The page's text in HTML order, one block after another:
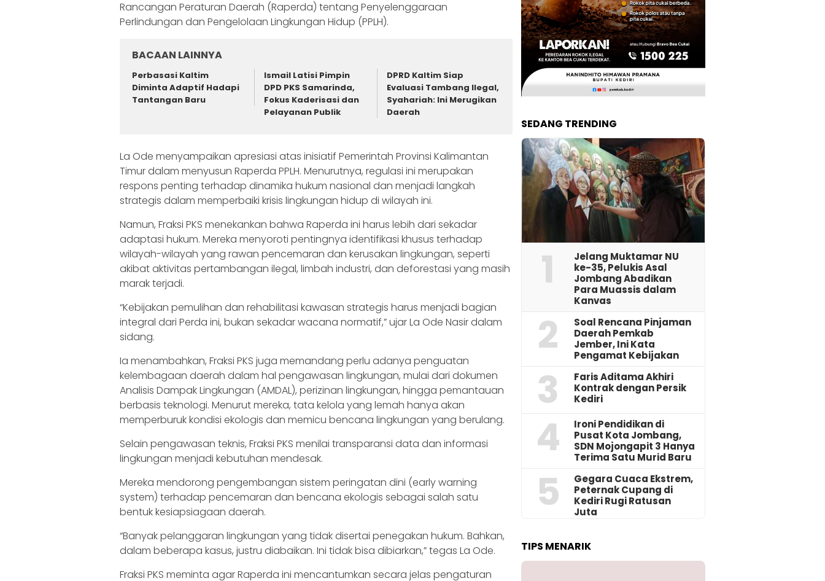
Rancangan Peraturan Daerah (Raperda) tentang Penyelenggaraan
Perlindungan dan Pengelolaan Lingkungan Hidup (PPLH).
BACAAN LAINNYA
Perbasasi Kaltim
Diminta Adaptif Hadapi
Tantangan Baru
Ismail Latisi Pimpin
DPD PKS Samarinda,
Fokus Kaderisasi dan
Pelayanan Publik
DPRD Kaltim Siap
Evaluasi Tambang Ilegal,
Syahariah: Ini Merugikan
Daerah
La Ode menyampaikan apresiasi atas inisiatif Pemerintah Provinsi Kalimantan
Timur dalam menyusun Raperda PPLH. Menurutnya, regulasi ini merupakan
respons penting terhadap dinamika hukum nasional dan menjadi langkah
strategis dalam memperbaiki krisis lingkungan hidup di wilayah ini.
Namun, Fraksi PKS menekankan bahwa Raperda ini harus lebih dari sekadar
adaptasi hukum. Mereka menyoroti pentingnya identifikasi khusus terhadap
wilayah-wilayah yang rawan pencemaran dan kerusakan lingkungan, seperti
akibat aktivitas pertambangan ilegal, limbah industri, dan deforestasi yang masih
marak terjadi.
“Kebijakan pemulihan dan rehabilitasi kawasan strategis harus menjadi bagian
integral dari Perda ini, bukan sekadar wacana normatif,” ujar La Ode Nasir dalam
sidang.
Ia menambahkan, Fraksi PKS juga memandang perlu adanya penguatan
kelembagaan daerah dalam hal pengawasan lingkungan, mulai dari dokumen
Analisis Dampak Lingkungan (AMDAL), perizinan lingkungan, hingga pemantauan
berbasis teknologi. Menurut mereka, tata kelola yang lemah hanya akan
memperburuk kondisi ekologis dan memicu bencana lingkungan yang berulang.
Selain pengawasan teknis, Fraksi PKS menilai transparansi data dan informasi
lingkungan menjadi kebutuhan mendesak.
Mereka mendorong pengembangan sistem peringatan dini (early warning
system) terhadap pencemaran dan bencana ekologis sebagai salah satu
bentuk kesiapsiagaan daerah.
“Banyak pelanggaran lingkungan yang tidak disertai penegakan hukum. Bahkan,
dalam beberapa kasus, justru diabaikan. Ini tidak bisa dibiarkan,” tegas La Ode.
Fraksi PKS meminta agar Raperda ini mencantumkan secara jelas pengaturan
SEDANG TRENDING
1
Jelang Muktamar NU
ke-35, Pelukis Asal
Jombang Abadikan
Para Muassis dalam
Kanvas
2
‎Soal Rencana Pinjaman
Daerah Pemkab
Jember, Ini Kata
Pengamat Kebijakan ‎
3
Faris Aditama Akhiri
Kontrak dengan Persik
Kediri
4
Ironi Pendidikan di
Pusat Kota Jombang,
SDN Mojongapit 3 Hanya
Terima Satu Murid Baru
5
‎Gegara Cuaca Ekstrem,
Peternak Cupang di
Kediri Rugi Ratusan
Juta
TIPS MENARIK